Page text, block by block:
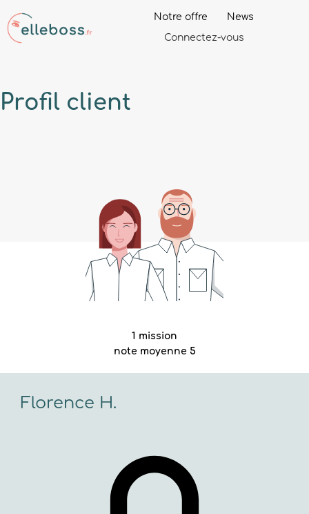
Notre offre
News
Connectez-vous
Profil client
1 mission
note moyenne 5
Florence H.